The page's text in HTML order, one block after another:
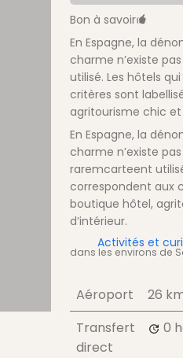
Bon à savoir
En Espagne, la
charme n’existe
utilisé. Les hôtels
critères sont
agritourisme chic et
En Espagne, la
charme n’existe
raremcarteent
correspondent aux
boutique hôtel,
d’intérieur.
Activités et
dans les environs de
Aéroport
26
Transfert
direct
0